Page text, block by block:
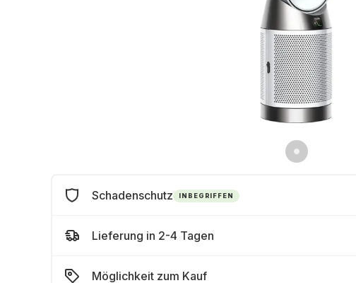
Schadenschutz INBEGRIFFEN
Lieferung in 2-4 Tagen
Möglichkeit zum Kauf